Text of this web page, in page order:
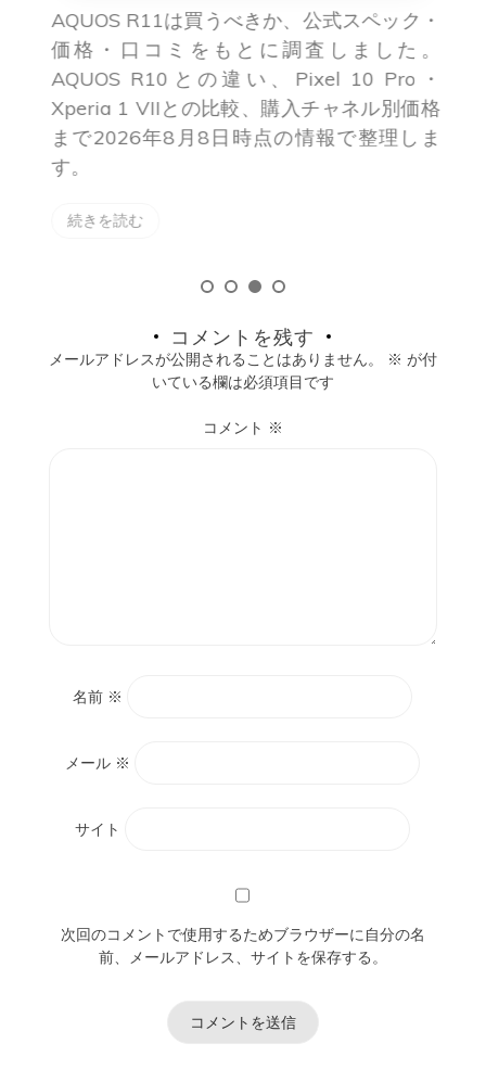
AQUOS R11は買うべきか、公式スペック・
価格・口コミをもとに調査しました。
AQUOS R10との違い、Pixel 10 Pro・
Xperia 1 VIIとの比較、購入チャネル別価格
まで2026年8月8日時点の情報で整理しま
す。
続きを読む
コメントを残す
メールアドレスが公開されることはありません。 ※ が付
いている欄は必須項目です
コメント ※
名前 ※
メール ※
サイト
次回のコメントで使用するためブラウザーに自分の名
前、メールアドレス、サイトを保存する。